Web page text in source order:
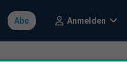
Abo Anmelden